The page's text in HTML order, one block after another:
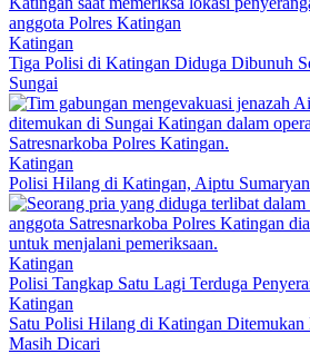
Katingan
Tiga Polisi di Katingan Diduga Dibunuh
Sungai
Katingan
Polisi Hilang di Katingan, Aiptu
Katingan
Polisi Tangkap Satu Lagi Terduga
Katingan
Satu Polisi Hilang di Katingan
Masih Dicari